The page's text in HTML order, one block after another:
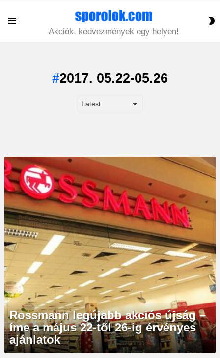
Akciók, kedvezmények egy helyen!
2017. 05.22-05.26
LATEST
STORY
Rossmann legújabb akciós újság –
íme a május 22-től 26-ig érvényes
ajánlatok